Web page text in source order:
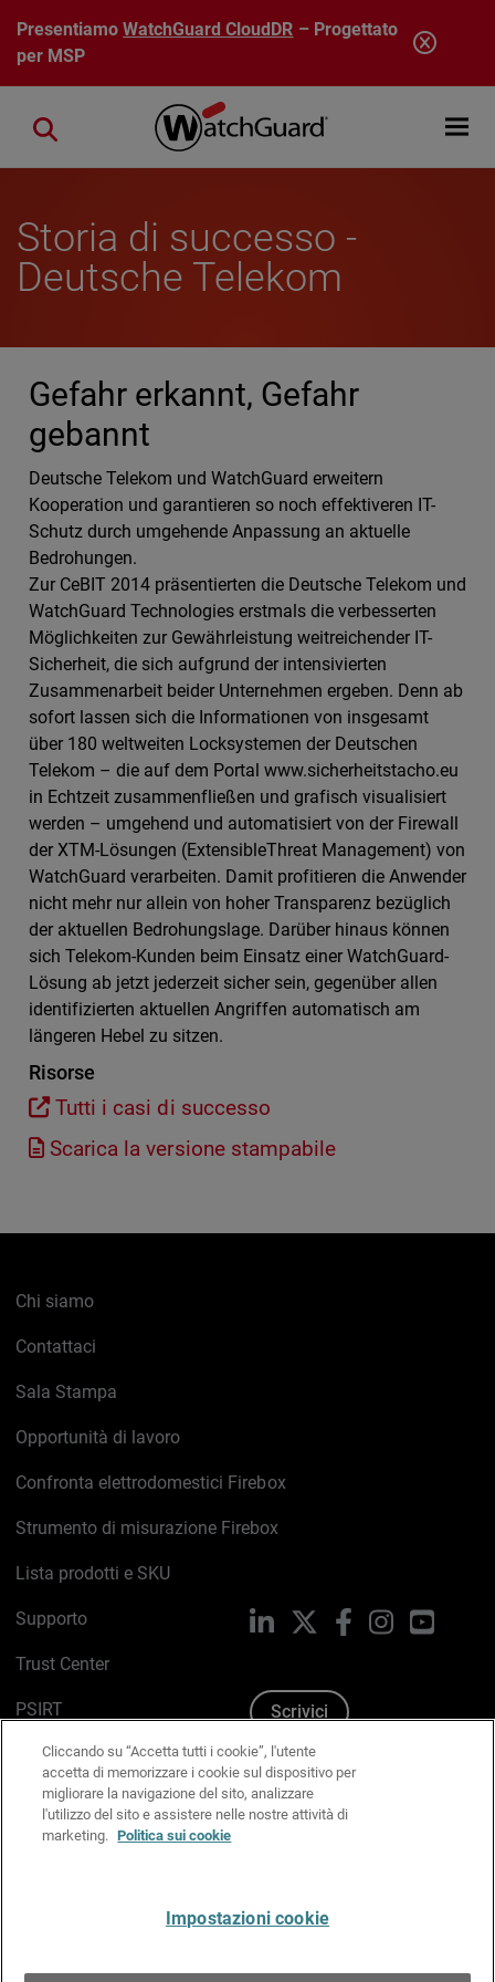
Salta al contenuto principale
PresentiamoWatchGuard CloudDR – Progettato
per MSP
Open
Close search
Storia di successo -
Deutsche Telekom
Gefahr erkannt, Gefahr
gebannt
Deutsche Telekom und WatchGuard erweitern
Kooperation und garantieren so noch effektiveren IT-
Schutz durch umgehende Anpassung an aktuelle
Bedrohungen.
Zur CeBIT 2014 präsentierten die Deutsche Telekom und
WatchGuard Technologies erstmals die verbesserten
Möglichkeiten zur Gewährleistung weitreichender IT-
Sicherheit, die sich aufgrund der intensivierten
Zusammenarbeit beider Unternehmen ergeben. Denn ab
sofort lassen sich die Informationen von insgesamt
über 180 weltweiten Locksystemen der Deutschen
Telekom – die auf dem Portal www.sicherheitstacho.eu
in Echtzeit zusammenfließen und grafisch visualisiert
werden – umgehend und automatisiert von der Firewall
der XTM-Lösungen (ExtensibleThreat Management) von
WatchGuard verarbeiten. Damit profitieren die Anwender
nicht mehr nur allein von hoher Transparenz bezüglich
der aktuellen Bedrohungslage. Darüber hinaus können
sich Telekom-Kunden beim Einsatz einer WatchGuard-
Lösung ab jetzt jederzeit sicher sein, gegenüber allen
identifizierten aktuellen Angriffen automatisch am
längeren Hebel zu sitzen.
Risorse
Tutti i casi di successo
Scarica la versione stampabile
Chi siamo
Contattaci
Sala Stampa
Opportunità di lavoro
Confronta elettrodomestici Firebox
Strumento di misurazione Firebox
Lista prodotti e SKU
Supporto
Trust Center
PSIRT
Politica sui cookie
Informativa sulla privacy
Kit Media & Brand
LinkedIn FacebookInstagram
Scrivici
Cliccando su “Accetta tutti i cookie”, l'utente
accetta di memorizzare i cookie sul dispositivo per
migliorare la navigazione del sito, analizzare
l'utilizzo del sito e assistere nelle nostre attività di
marketing. Politica sui cookie
Impostazioni cookie